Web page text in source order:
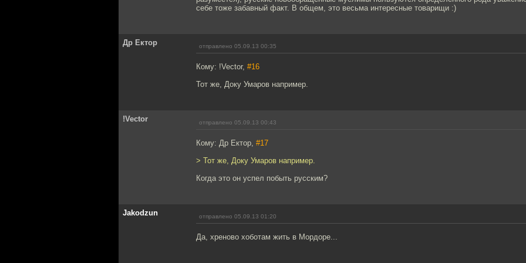
себе тоже забавный факт. В общем, это весьма интересные товарищи :)
Др Ектор отправлено 05.09.13 00:35
Кому: !Vector, #16
Тот же, Доку Умаров например.
!Vector отправлено 05.09.13 00:43
Кому: Др Ектор, #17
> Тот же, Доку Умаров например.
Когда это он успел побыть русским?
Jakodzun отправлено 05.09.13 01:20
Да, хреново хоботам жить в Мордоре...